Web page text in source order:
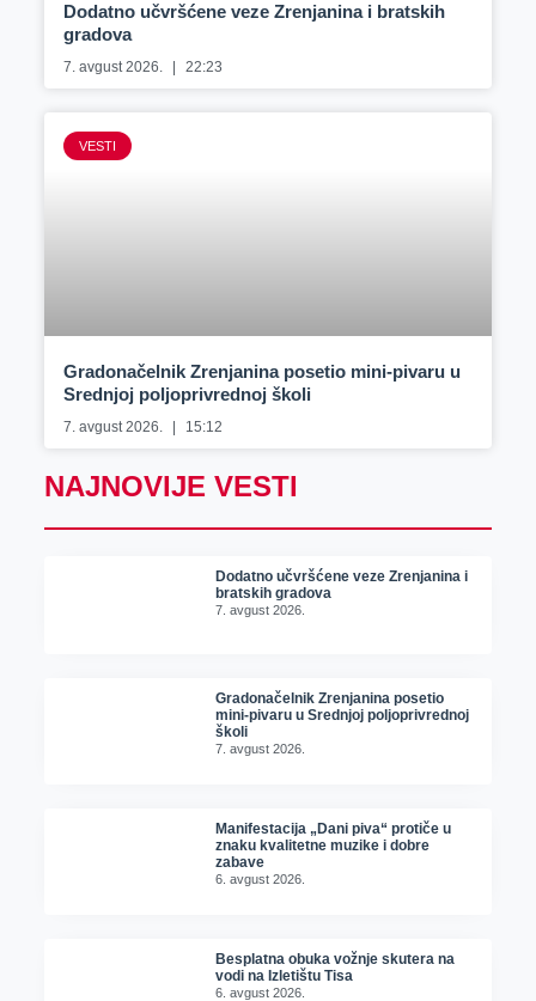
Dodatno učvršćene veze Zrenjanina i bratskih
gradova
7. avgust 2026. 22:23
VESTI
Gradonačelnik Zrenjanina posetio mini-pivaru u
Srednjoj poljoprivrednoj školi
7. avgust 2026. 15:12
NAJNOVIJE VESTI
Dodatno učvršćene veze Zrenjanina i
bratskih gradova
7. avgust 2026.
Gradonačelnik Zrenjanina posetio
mini-pivaru u Srednjoj poljoprivrednoj
školi
7. avgust 2026.
Manifestacija „Dani piva“ protiče u
znaku kvalitetne muzike i dobre
zabave
6. avgust 2026.
Besplatna obuka vožnje skutera na
vodi na Izletištu Tisa
6. avgust 2026.